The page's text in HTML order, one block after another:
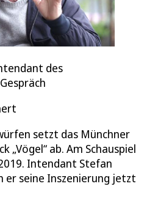
des
setzt das Münchner
ab. Am Schauspiel
Intendant Stefan
er seine Inszenierung jetzt